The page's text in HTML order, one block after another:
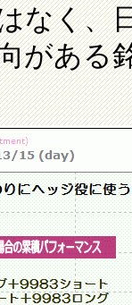
なく、
がある